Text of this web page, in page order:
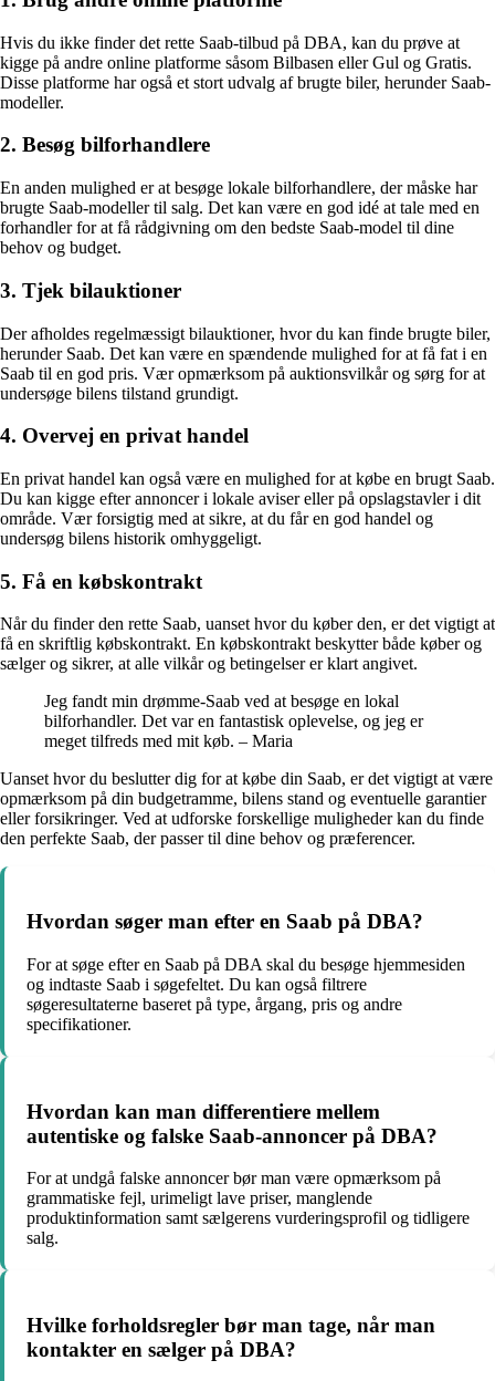
Hvis du ikke finder det rette Saab-tilbud på DBA, kan du prøve at
kigge på andre online platforme såsom Bilbasen eller Gul og Gratis.
Disse platforme har også et stort udvalg af brugte biler, herunder Saab-
modeller.
2. Besøg bilforhandlere
En anden mulighed er at besøge lokale bilforhandlere, der måske har
brugte Saab-modeller til salg. Det kan være en god idé at tale med en
forhandler for at få rådgivning om den bedste Saab-model til dine
behov og budget.
3. Tjek bilauktioner
Der afholdes regelmæssigt bilauktioner, hvor du kan finde brugte biler,
herunder Saab. Det kan være en spændende mulighed for at få fat i en
Saab til en god pris. Vær opmærksom på auktionsvilkår og sørg for at
undersøge bilens tilstand grundigt.
4. Overvej en privat handel
En privat handel kan også være en mulighed for at købe en brugt Saab.
Du kan kigge efter annoncer i lokale aviser eller på opslagstavler i dit
område. Vær forsigtig med at sikre, at du får en god handel og
undersøg bilens historik omhyggeligt.
5. Få en købskontrakt
Når du finder den rette Saab, uanset hvor du køber den, er det vigtigt at
få en skriftlig købskontrakt. En købskontrakt beskytter både køber og
sælger og sikrer, at alle vilkår og betingelser er klart angivet.
Jeg fandt min drømme-Saab ved at besøge en lokal
bilforhandler. Det var en fantastisk oplevelse, og jeg er
meget tilfreds med mit køb. – Maria
Uanset hvor du beslutter dig for at købe din Saab, er det vigtigt at være
opmærksom på din budgetramme, bilens stand og eventuelle garantier
eller forsikringer. Ved at udforske forskellige muligheder kan du finde
den perfekte Saab, der passer til dine behov og præferencer.
Hvordan søger man efter en Saab på DBA?
For at søge efter en Saab på DBA skal du besøge hjemmesiden
og indtaste Saab i søgefeltet. Du kan også filtrere
søgeresultaterne baseret på type, årgang, pris og andre
specifikationer.
Hvordan kan man differentiere mellem
autentiske og falske Saab-annoncer på DBA?
For at undgå falske annoncer bør man være opmærksom på
grammatiske fejl, urimeligt lave priser, manglende
produktinformation samt sælgerens vurderingsprofil og tidligere
salg.
Hvilke forholdsregler bør man tage, når man
kontakter en sælger på DBA?